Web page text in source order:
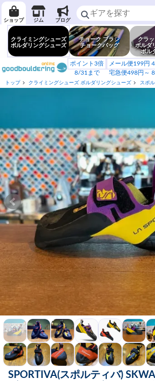
ショップ ジム ブログ
クライミングシューズ
ボルダリングシューズ
チョーク ブラシ
チョークバッグ
クラ
ボルダ
ボル
ポイント3倍
8/31まで
メール便199円
宅急便498円～
トップ クライミングシューズ ボルダリングシューズ スポ
SPORTIVA(スポルティバ)